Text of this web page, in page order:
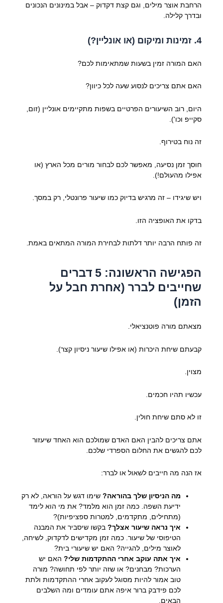
הרחבת אוצר מילים, וגם קצת דקדוק – אבל במינונים הנכונים
ובדרך קלילה.
4. זמינות ומיקום (או אונליין?)
האם המורה זמין בשעות שמתאימות לכם?
האם אתם צריכים לנסוע שעה לכל כיוון?
היום, רוב השיעורים הפרטיים בשפות מתקיימים אונליין (זום,
סקייפ וכו').
זה נוח בטירוף.
חוסך זמן נסיעה, מאפשר לכם לבחור מורים מכל הארץ (או
אפילו מהעולם!).
ויש שיגידו – זה מרגיש בדיוק כמו שיעור פרונטלי, רק במסך.
בדקו את האופציה הזו.
זה פותח הרבה יותר דלתות לבחירת המורה המתאים באמת.
הפגישה הראשונה: 5 דברים
שחייבים לברר (אחרת חבל על
הזמן)
מצאתם מורה פוטנציאלי.
קבעתם שיחת היכרות (או אפילו שיעור ניסיון קצר).
מצוין.
עכשיו תהיו חכמים.
זו לא סתם שיחת חולין.
אתם צריכים להבין האם האדם שמולכם הוא האחד שיעזור
לכם להגשים את החלום הספרדי שלכם.
אז הנה מה חייבים לשאול או לברר:
מה הניסיון שלך בהוראה?שימו דגש על הוראה, לא רק
ידיעת השפה. כמה זמן הוא מלמד? את מי הוא לימד
(מתחילים, מתקדמים, למטרות ספציפיות)?
איך נראה שיעור אצלך?בקשו שיסביר את המבנה
הטיפוסי של שיעור. כמה זמן מקדישים לדקדוק, לשיחה,
לאוצר מילים, להגייה? האם יש שיעורי בית?
איך אתה עוקב אחרי ההתקדמות שלי?האם יש
הערכות? מבחנים? או שזה יותר לפי תחושה? מורה
טוב אמור להיות מסוגל לעקוב אחרי ההתקדמות ולתת
לכם פידבק ברור איפה אתם עומדים ומה השלבים
הבאים.